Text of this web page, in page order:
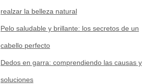
realzar la belleza natural
Pelo saludable y brillante: los secretos de un
cabello perfecto
Dedos en garra: comprendiendo las causas y
soluciones